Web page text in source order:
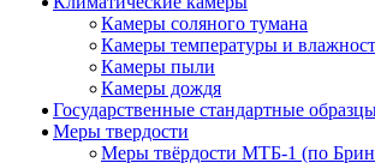
Камеры соляного тумана
Камеры температуры и
Камеры пыли
Камеры дождя
Государственные стандартные
Меры твердости
Меры твёрдости МТБ-1 (по